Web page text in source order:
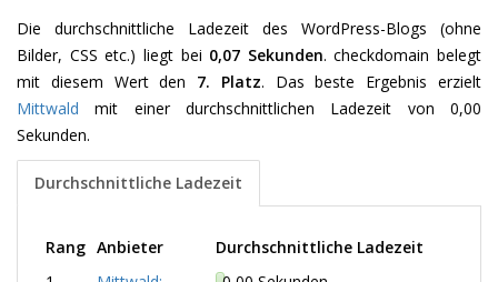
Die durchschnittliche Ladezeit des WordPress-Blogs (ohne
Bilder, CSS etc.) liegt bei 0,07 Sekunden. checkdomain belegt
mit diesem Wert den 7. Platz. Das beste Ergebnis erzielt
Mittwald mit einer durchschnittlichen Ladezeit von 0,00
Sekunden.
Durchschnittliche Ladezeit
Rang Anbieter
Durchschnittliche Ladezeit